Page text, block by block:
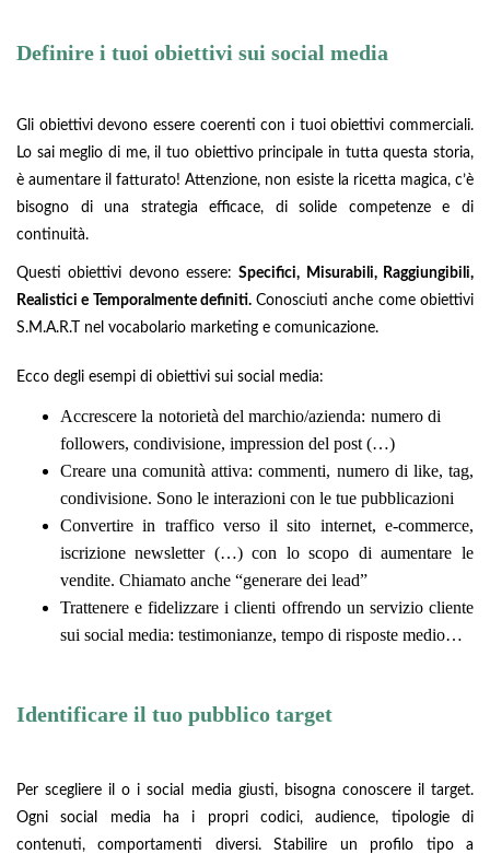
Definire i tuoi obiettivi sui social media
Gli obiettivi devono essere coerenti con i tuoi obiettivi commerciali.
Lo sai meglio di me, il tuo obiettivo principale in tutta questa storia,
è aumentare il fatturato! Attenzione, non esiste la ricetta magica, c’è
bisogno di una strategia efficace, di solide competenze e di
continuità.
Questi obiettivi devono essere:Specifici, Misurabili, Raggiungibili,
Realistici e Temporalmente definiti.Conosciuti anche come obiettivi
S.M.A.R.T nel vocabolario marketing e comunicazione.
Ecco degli esempi di obiettivi sui social media:
Accrescere la notorietà del marchio/azienda: numero di
followers, condivisione, impression del post (…)
Creare una comunità attiva: commenti, numero di like, tag,
condivisione. Sono le interazioni con le tue pubblicazioni
Convertire in traffico verso il sito internet, e-commerce,
iscrizione newsletter (…) con lo scopo di aumentare le
vendite. Chiamato anche “generare dei lead”
Trattenere e fidelizzare i clienti offrendo un servizio cliente
sui social media: testimonianze, tempo di risposte medio…
Identificare il tuo pubblico target
Per scegliere il o i social media giusti, bisogna conoscere il target.
Ogni social media ha i propri codici, audience, tipologie di
contenuti, comportamenti diversi. Stabilire un profilo tipo a